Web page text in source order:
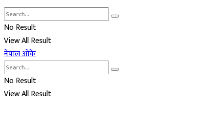
No Result
View All Result
नेपाल ओके
No Result
View All Result